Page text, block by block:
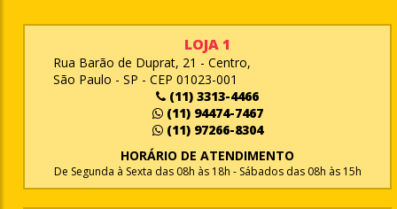
LOJA 1
Rua Barão de Duprat, 21 - Centro,
São Paulo - SP - CEP 01023-001
(11) 3313-4466
(11) 94474-7467
(11) 97266-8304
HORÁRIO DE ATENDIMENTO
De Segunda à Sexta das 08h às 18h - Sábados das 08h às 15h